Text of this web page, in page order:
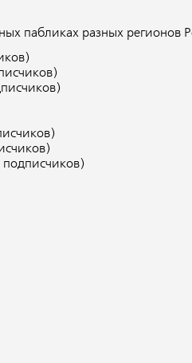
пабликах разных регионов
подписчиков)